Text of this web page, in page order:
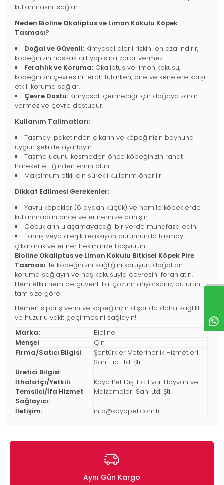
kullanmasını sağlar.
Neden Bioline Okaliptus ve Limon Kokulu Köpek
Tasması?
Doğal ve Güvenli: Kimyasal alerji riskini en aza indirir,
köpeğinizin hassas cilt yapısına zarar vermez.
Ferahlık ve Koruma: Okaliptus ve limon kokusu,
köpeğinizin çevresini ferah tutarken, pire ve kenelere karşı
etkili koruma sağlar.
Çevre Dostu: Kimyasal içermediği için doğaya zarar
vermez ve çevre dostudur.
Kullanım Talimatları:
Tasmayı paketinden çıkarın ve köpeğinizin boynuna
uygun şekilde ayarlayın.
Tasma ucunu kesmeden önce köpeğinizin rahat
hareket ettiğinden emin olun.
Maksimum etki için sürekli kullanım önerilir.
Dikkat Edilmesi Gerekenler:
Yavru köpekler (6 aydan küçük) ve hamile köpeklerde
kullanmadan önce veterinerinize danışın.
Çocukların ulaşamayacağı bir yerde muhafaza edin.
Tahriş veya alerjik reaksiyon durumunda tasmayı
çıkararak veteriner hekiminize başvurun.
Bioline Okaliptus ve Limon Kokulu Bitkisel Köpek Pire
Tasması ile köpeğinizin sağlığını koruyun, doğal bir
koruma sağlayın ve hoş kokusuyla çevresini ferahlatın.
Hem etkili hem de güvenli bir çözüm arıyorsanız, bu ürün
tam size göre!
Hemen sipariş verin ve köpeğinizin dışarıda daha sağlıklı
ve huzurlu vakit geçirmesini sağlayın!
Marka:
Bioline
Menşei
Çin
Firma/Satıcı Bilgisi
Şentürkler Veterinerlik Hizmetleri
San. Tic. Ltd. Şti.
Üretici Bilgisi:
İthalatçı/Yetkili
Temsilci/İfa Hizmet
Sağlayıcı:
Kaya Pet Dış Tic. Evcil Hayvan ve
Malzemeleri San. Ltd. Şti.
İletişim: info@kayapet.com.tr
Aynı Gün Kargo